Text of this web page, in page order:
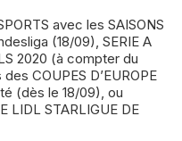
avec les SAISONS
(18/09), SERIE A
2020 (à compter du
COUPES D’EUROPE
(dès le 18/09), ou
LIDL STARLIGUE DE